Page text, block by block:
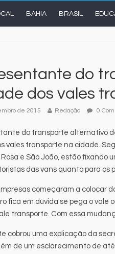
BAHIA BRASIL
do
dos vales
de 2015 Redação 0
do transporte alternativo
vales transporte na cidade.
e São João, estão fixando
das vans quanto para os
começaram a colocar
fica em dúvida se pega o vale
transporte. Com essa
cobrou uma explicação da
de um esclarecimento de